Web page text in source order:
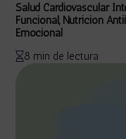
Salud Cardiovascular
Funcional, Nutrición
Emocional
8 min de lectura